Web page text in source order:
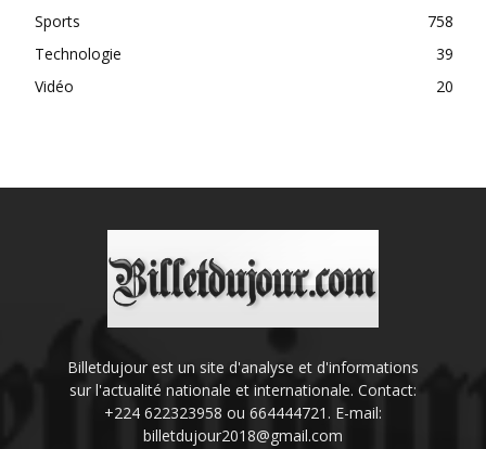
Sports
758
Technologie
39
Vidéo
20
Billetdujour est un site d'analyse et d'informations
sur l'actualité nationale et internationale. Contact:
+224 622323958 ou 664444721. E-mail:
billetdujour2018@gmail.com